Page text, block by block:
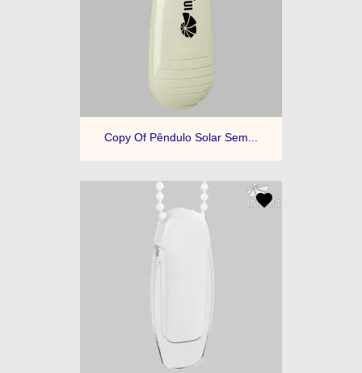
Copy Of Pêndulo Solar Sem...